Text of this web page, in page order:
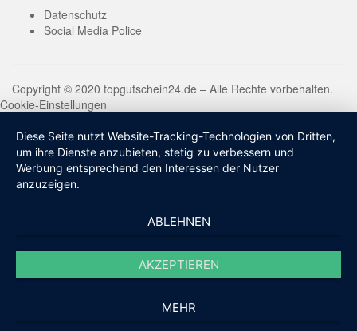
Datenschutz
Social Media Police
Copyright © 2020 topgutschein24.de – Alle Rechte vorbehalten.
Cookie-Einstellungen
Diese Seite nutzt Website-Tracking-Technologien von Dritten,
um ihre Dienste anzubieten, stetig zu verbessern und
Werbung entsprechend den Interessen der Nutzer
anzuzeigen.
ABLEHNEN
AKZEPTIEREN
MEHR